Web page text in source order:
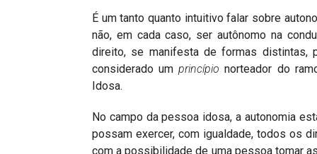
É um tanto quanto intuitivo falar sobre
não, em cada caso, ser autônomo na
direito, se manifesta de formas
considerado umprincípio norteador do
Idosa.
No campo da pessoa idosa, a autonomia
possam exercer, com igualdade, todos os
com a possibilidade de uma pessoa tomar